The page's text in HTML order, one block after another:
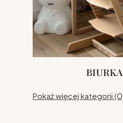
Pokaż więcej kategorii